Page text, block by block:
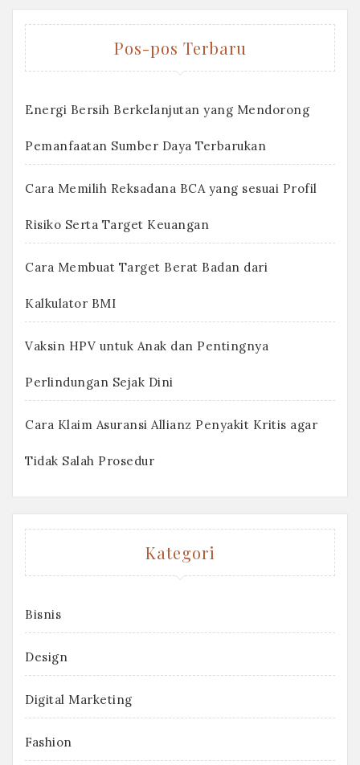
Pos-pos Terbaru
Energi Bersih Berkelanjutan yang Mendorong
Pemanfaatan Sumber Daya Terbarukan
Cara Memilih Reksadana BCA yang sesuai Profil
Risiko Serta Target Keuangan
Cara Membuat Target Berat Badan dari
Kalkulator BMI
Vaksin HPV untuk Anak dan Pentingnya
Perlindungan Sejak Dini
Cara Klaim Asuransi Allianz Penyakit Kritis agar
Tidak Salah Prosedur
Kategori
Bisnis
Design
Digital Marketing
Fashion